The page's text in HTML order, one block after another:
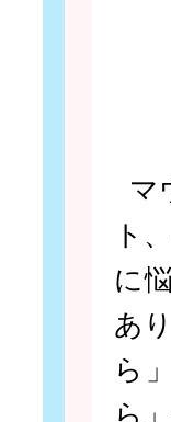
マ
ト
に
あ
ら
ら